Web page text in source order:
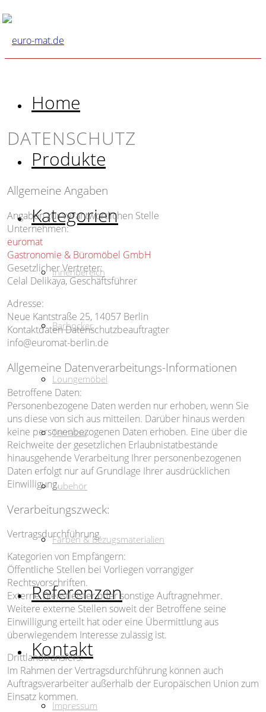
Home
Produkte
Kategorien
Innenbereich
Barhocker
Loungemöbel
Terrasse
Zubehör
Farben & Bezugsmaterialien
Referenzen
Kontakt
Impressum
DATENSCHUTZ
Allgemeine Angaben
Angaben zur verantwortlichen Stelle
Unternehmen:
euromat
Gastronomie & Büromöbel GmbH
Gesetzlicher Vertreter:
Celal Delikaya, Geschäftsführer
Adresse:
Neue Kantstraße 25, 14057 Berlin
Kontaktdaten Datenschutzbeauftragter
info@euromat-berlin.de
Allgemeine Datenverarbeitungs-Informationen
Betroffene Daten:
Personenbezogene Daten werden nur erhoben, wenn Sie
uns diese von sich aus mitteilen. Darüber hinaus werden
keine personenbezogenen Daten erhoben. Eine über die
Reichweite der gesetzlichen Erlaubnistatbestände
hinausgehende Verarbeitung Ihrer personenbezogenen
Daten erfolgt nur auf Grundlage Ihrer ausdrücklichen
Einwilligung.
Verarbeitungszweck:
Vertragsdurchführung.
Kategorien von Empfängern:
Öffentliche Stellen bei Vorliegen vorrangiger
Rechtsvorschriften.
Externe Dienstleister oder sonstige Auftragnehmer.
Weitere externe Stellen soweit der Betroffene seine
Einwilligung erteilt hat oder eine Übermittlung aus
überwiegendem Interesse zulässig ist.
Drittlandtransfers:
Im Rahmen der Vertragsdurchführung können auch
Auftragsverarbeiter außerhalb der Europäischen Union zum
Einsatz kommen.